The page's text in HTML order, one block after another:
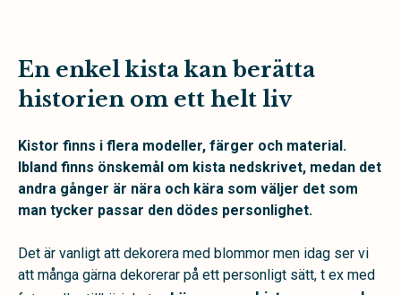
En enkel kista kan berätta
historien om ett helt liv
Kistor finns i flera modeller, färger och material.
Ibland finns önskemål om kista nedskrivet, medan det
andra gånger är nära och kära som väljer det som
man tycker passar den dödes personlighet.
Det är vanligt att dekorera med blommor men idag ser vi
att många gärna dekorerar på ett personligt sätt, t ex med